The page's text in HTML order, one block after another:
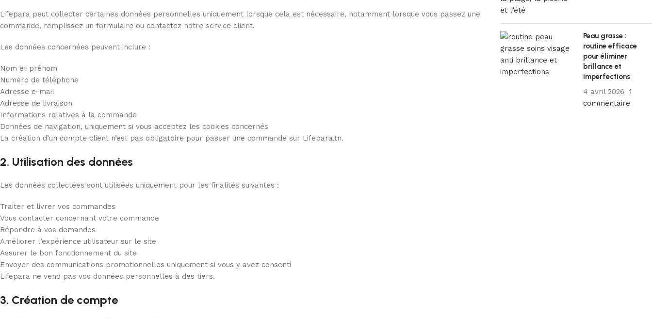
Lifepara peut collecter certaines données personnelles uniquement lorsque cela est nécessaire, notamment lorsque vous passez une
commande, remplissez un formulaire ou contactez notre service client.
Les données concernées peuvent inclure :
Nom et prénom
Numéro de téléphone
Adresse e-mail
Adresse de livraison
Informations relatives à la commande
Données de navigation, uniquement si vous acceptez les cookies concernés
La création d’un compte client n’est pas obligatoire pour passer une commande sur Lifepara.tn.
2. Utilisation des données
Les données collectées sont utilisées uniquement pour les finalités suivantes :
Traiter et livrer vos commandes
Vous contacter concernant votre commande
Répondre à vos demandes
Améliorer l’expérience utilisateur sur le site
Assurer le bon fonctionnement du site
Envoyer des communications promotionnelles uniquement si vous y avez consenti
Lifepara ne vend pas vos données personnelles à des tiers.
3. Création de compte
Peau grasse :
routine efficace
pour éliminer
brillance et
imperfections
4 avril 2026
1
commentaire